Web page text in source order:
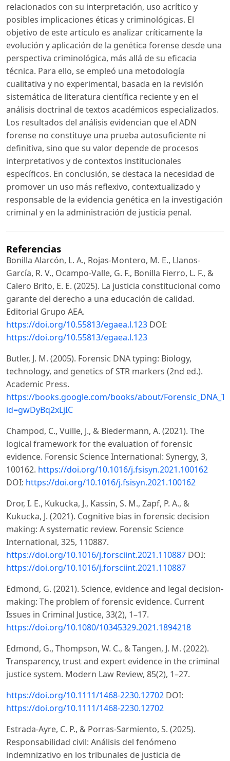
relacionados con su interpretación, uso acrítico y
posibles implicaciones éticas y criminológicas. El
objetivo de este artículo es analizar críticamente la
evolución y aplicación de la genética forense desde una
perspectiva criminológica, más allá de su eficacia
técnica. Para ello, se empleó una metodología
cualitativa y no experimental, basada en la revisión
sistemática de literatura científica reciente y en el
análisis doctrinal de textos académicos especializados.
Los resultados del análisis evidencian que el ADN
forense no constituye una prueba autosuficiente ni
definitiva, sino que su valor depende de procesos
interpretativos y de contextos institucionales
específicos. En conclusión, se destaca la necesidad de
promover un uso más reflexivo, contextualizado y
responsable de la evidencia genética en la investigación
criminal y en la administración de justicia penal.
Referencias
Bonilla Alarcón, L. A., Rojas-Montero, M. E., Llanos-
García, R. V., Ocampo-Valle, G. F., Bonilla Fierro, L. F., &
Calero Brito, E. E. (2025). La justicia constitucional como
garante del derecho a una educación de calidad.
Editorial Grupo AEA.
https://doi.org/10.55813/egaea.l.123 DOI:
https://doi.org/10.55813/egaea.l.123
Butler, J. M. (2005). Forensic DNA typing: Biology,
technology, and genetics of STR markers (2nd ed.).
Academic Press.
https://books.google.com/books/about/
id=gwDyBq2xLjIC
Champod, C., Vuille, J., & Biedermann, A. (2021). The
logical framework for the evaluation of forensic
evidence. Forensic Science International: Synergy, 3,
100162. https://doi.org/10.1016/j.fsisyn.2021.100162
DOI: https://doi.org/10.1016/j.fsisyn.2021.100162
Dror, I. E., Kukucka, J., Kassin, S. M., Zapf, P. A., &
Kukucka, J. (2021). Cognitive bias in forensic decision
making: A systematic review. Forensic Science
International, 325, 110887.
https://doi.org/10.1016/j.forsciint.2021.110887 DOI:
https://doi.org/10.1016/j.forsciint.2021.110887
Edmond, G. (2021). Science, evidence and legal decision-
making: The problem of forensic evidence. Current
Issues in Criminal Justice, 33(2), 1–17.
https://doi.org/10.1080/10345329.2021.1894218
Edmond, G., Thompson, W. C., & Tangen, J. M. (2022).
Transparency, trust and expert evidence in the criminal
justice system. Modern Law Review, 85(2), 1–27.
https://doi.org/10.1111/1468-2230.12702 DOI:
https://doi.org/10.1111/1468-2230.12702
Estrada-Ayre, C. P., & Porras-Sarmiento, S. (2025).
Responsabilidad civil: Análisis del fenómeno
indemnizativo en los tribunales de justicia de